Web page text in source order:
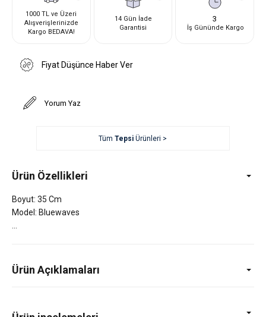
1000 TL ve Üzeri
Alışverişlerinizde
Kargo BEDAVA!
14 Gün İade
Garantisi
3
İş Gününde Kargo
Fiyat Düşünce Haber Ver
Yorum Yaz
TümTepsi Ürünleri >
Ürün Özellikleri
Boyut: 35 Cm
Model: Bluewaves
Ürün Açıklamaları